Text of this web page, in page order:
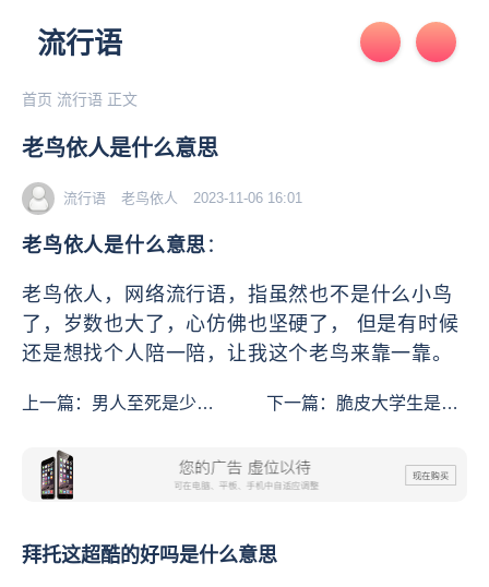
流行语
首页 流行语 正文
老鸟依人是什么意思
流行语 老鸟依人 2023-11-06 16:01
老鸟依人是什么意思 ：
老鸟依人，网络流行语，指虽然也不是什么小鸟
了，岁数也大了，心仿佛也坚硬了， 但是有时候
还是想找个人陪一陪，让我这个老鸟来靠一靠。
上一篇： 男人至死是少年
下一篇： 脆皮大学生是什
拜托这超酷的好吗是什么意思